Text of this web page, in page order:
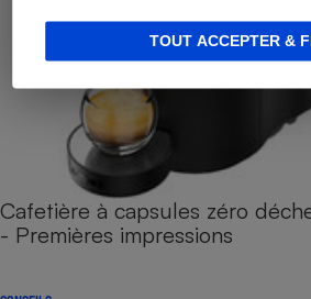
TOUT ACCEPTER &
Cafetière à capsules zéro
- Premières impressions